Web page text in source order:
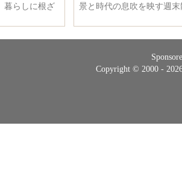
Copyright © 2000 -